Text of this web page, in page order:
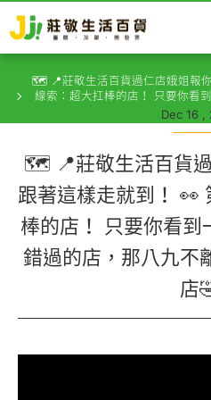
🗺️ 📍莊敬生活百貨過仁店娥姐報
線索：超大扛棒的店！ 只要你看
Dec 16 ,
🗺️ 📍莊敬生活百貨過
跟著這樣走就到！ 👀
棒的店！ 只要你看到
錯過的店，那八九不
店